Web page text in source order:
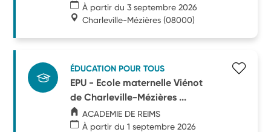
À partir du 3 septembre 2026
Charleville-Mézières (08000)
ÉDUCATION POUR TOUS
EPU - Ecole maternelle Viénot
de Charleville-Mézières ...
ACADEMIE DE REIMS
À partir du 1 septembre 2026